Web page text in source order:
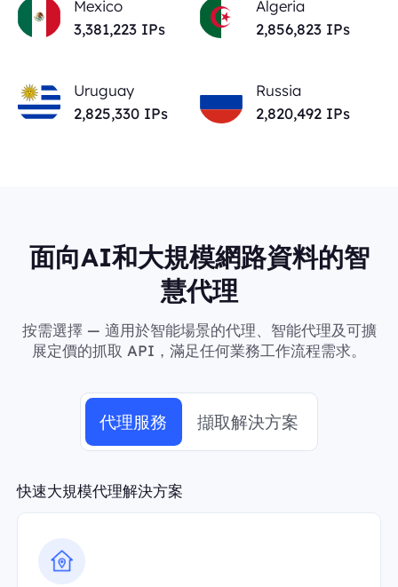
Mexico
3,381,223 IPs
Algeria
2,856,823 IPs
Uruguay
2,825,330 IPs
Russia
2,820,492 IPs
面向AI和大規模網路資料的智
慧代理
按需選擇 — 適用於智能場景的代理、智能代理及可擴
展定價的抓取 API，滿足任何業務工作流程需求。
代理服務 擷取解決方案
快速大規模代理解決方案